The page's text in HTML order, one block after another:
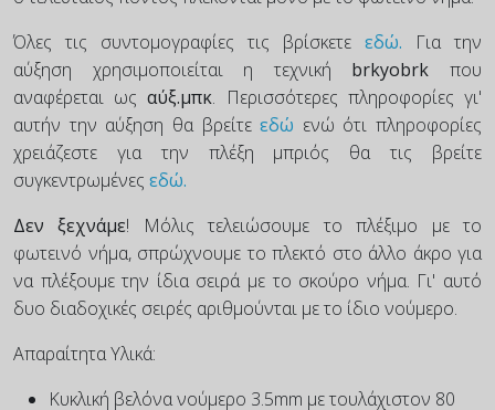
Όλες τις συντομογραφίες τις βρίσκετε εδώ. Για την
αύξηση χρησιμοποιείται η τεχνική brkyobrk που
αναφέρεται ωςαύξ.μπκ. Περισσότερες πληροφορίες γι'
αυτήν την αύξηση θα βρείτεεδώ ενώ ότι πληροφορίες
χρειάζεστε για την πλέξη μπριός θα τις βρείτε
συγκεντρωμένες εδώ.
Δεν ξεχνάμε! Μόλις τελειώσουμε το πλέξιμο με το
φωτεινό νήμα, σπρώχνουμε το πλεκτό στο άλλο άκρο για
να πλέξουμε την ίδια σειρά με το σκούρο νήμα. Γι' αυτό
δυο διαδοχικές σειρές αριθμούνται με το ίδιο νούμερο.
Απαραίτητα Υλικά:
Κυκλική βελόνα νούμερο 3.5mm με τουλάχιστον 80